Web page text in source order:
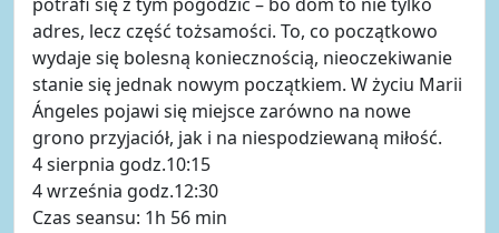
adres, lecz część tożsamości. To, co początkowo
wydaje się bolesną koniecznością, nieoczekiwanie
stanie się jednak nowym początkiem. W życiu Marii
Ángeles pojawi się miejsce zarówno na nowe
grono przyjaciół, jak i na niespodziewaną miłość.
4 sierpnia godz.10:15
4 września godz.12:30
Czas seansu: 1h 56 min